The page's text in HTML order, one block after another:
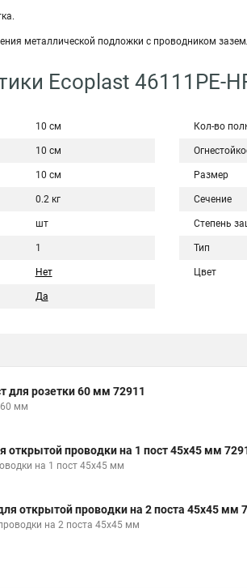
металлической подложки с проводником
Ecoplast 46111PE-
10 см
10 см
10 см
0.2 кг
шт
1
Нет
Да
Кол-во
Размер
Сечение
Степень
Тип
Цвет
для розетки 60 мм 72911
60 мм
открытой проводки на 1 пост 45х45 мм
на 1 пост 45х45 мм
открытой проводки на 2 поста 45х45 мм
на 2 поста 45х45 мм